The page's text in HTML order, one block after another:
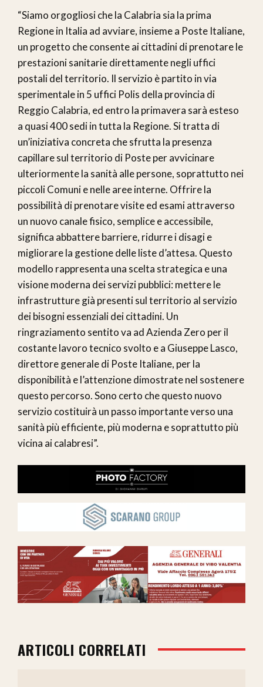
“Siamo orgogliosi che la Calabria sia la prima
Regione in Italia ad avviare, insieme a Poste Italiane,
un progetto che consente ai cittadini di prenotare le
prestazioni sanitarie direttamente negli uffici
postali del territorio. Il servizio è partito in via
sperimentale in 5 uffici Polis della provincia di
Reggio Calabria, ed entro la primavera sarà esteso
a quasi 400 sedi in tutta la Regione. Si tratta di
un’iniziativa concreta che sfrutta la presenza
capillare sul territorio di Poste per avvicinare
ulteriormente la sanità alle persone, soprattutto nei
piccoli Comuni e nelle aree interne. Offrire la
possibilità di prenotare visite ed esami attraverso
un nuovo canale fisico, semplice e accessibile,
significa abbattere barriere, ridurre i disagi e
migliorare la gestione delle liste d’attesa. Questo
modello rappresenta una scelta strategica e una
visione moderna dei servizi pubblici: mettere le
infrastrutture già presenti sul territorio al servizio
dei bisogni essenziali dei cittadini. Un
ringraziamento sentito va ad Azienda Zero per il
costante lavoro tecnico svolto e a Giuseppe Lasco,
direttore generale di Poste Italiane, per la
disponibilità e l’attenzione dimostrate nel sostenere
questo percorso. Sono certo che questo nuovo
servizio costituirà un passo importante verso una
sanità più efficiente, più moderna e soprattutto più
vicina ai calabresi”.
ARTICOLI CORRELATI